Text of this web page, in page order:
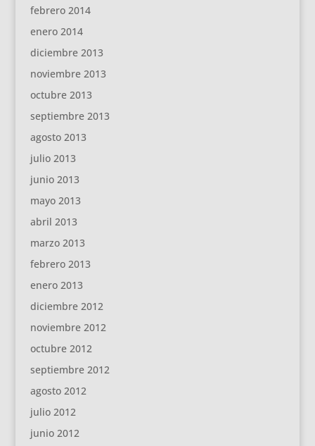
febrero 2014
enero 2014
diciembre 2013
noviembre 2013
octubre 2013
septiembre 2013
agosto 2013
julio 2013
junio 2013
mayo 2013
abril 2013
marzo 2013
febrero 2013
enero 2013
diciembre 2012
noviembre 2012
octubre 2012
septiembre 2012
agosto 2012
julio 2012
junio 2012